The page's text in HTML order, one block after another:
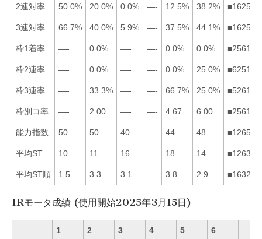
2連対率 50.0% 20.0% 0.0% —- 12.5% 38.2% ■162534
3連対率 66.7% 40.0% 5.9% —- 37.5% 44.1% ■162534
枠1着率 —- 0.0% —- —- 0.0% 0.0% ■256134
枠2連率 —- 0.0% —- —- 0.0% 25.0% ■625134
枠3連率 —- 33.3% —- —- 66.7% 25.0% ■526134
枠別コ率 —- 2.00 —- —- 4.67 6.00 ■256134
能力指数 50 50 40 — 44 48 ■126534
平均ST 10 11 16 — 18 14 ■126354
平均ST順 1.5 3.3 3.1 — 3.8 2.9 ■163254
1Rモータ成績 (使用開始2025年3月15日)
1 2 3 4 5 6